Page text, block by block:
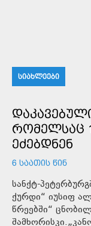
ᲡᲘᲐᲮᲚᲔᲔᲑᲘ
ᲠᲝᲛᲔᲚᲡᲐᲪ
ᲔᲫᲔᲑᲓᲜᲔᲜ
6 ᲡᲐᲐᲗᲘᲡ ᲬᲘᲜ
სანქტ-
ქურდი“ იუსიფ
წრეებში“